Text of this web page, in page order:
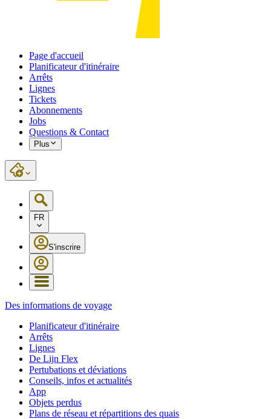
Page d'accueil
Planificateur d'itinéraire
Arrêts
Lignes
Tickets
Abonnements
Jobs
Questions & Contact
Plus
FR
S'inscrire
Des informations de voyage
Planificateur d'itinéraire
Arrêts
Lignes
De Lijn Flex
Pertubations et déviations
Conseils, infos et actualités
App
Objets perdus
Plans de réseau et répartitions des quais